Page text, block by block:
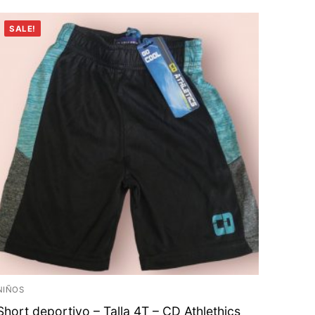
SALE!
deportivo – Talla 4T – CD Athlethics